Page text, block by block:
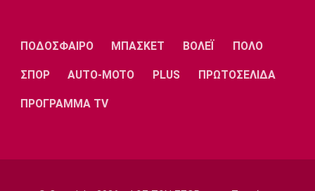
Μπορούσια
Παρί Σεν
Μαρσέιγ
ΠΟΔΟΣΦΑΙΡΟ ΜΠΑΣΚΕΤ ΒΟΛΕΪ ΠΟΛΟ
ΣΠΟΡ AUTO-MOTO PLUS ΠΡΩΤΟΣΕΛΙΔΑ
ΠΡΟΓΡΑΜΜΑ TV